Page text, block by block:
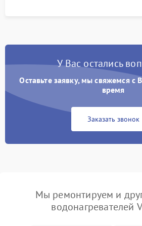
У Вас остались
Оставьте заявку, мы свяжемся
время
Заказать звонок
Мы ремонтируем и
водонагревателей